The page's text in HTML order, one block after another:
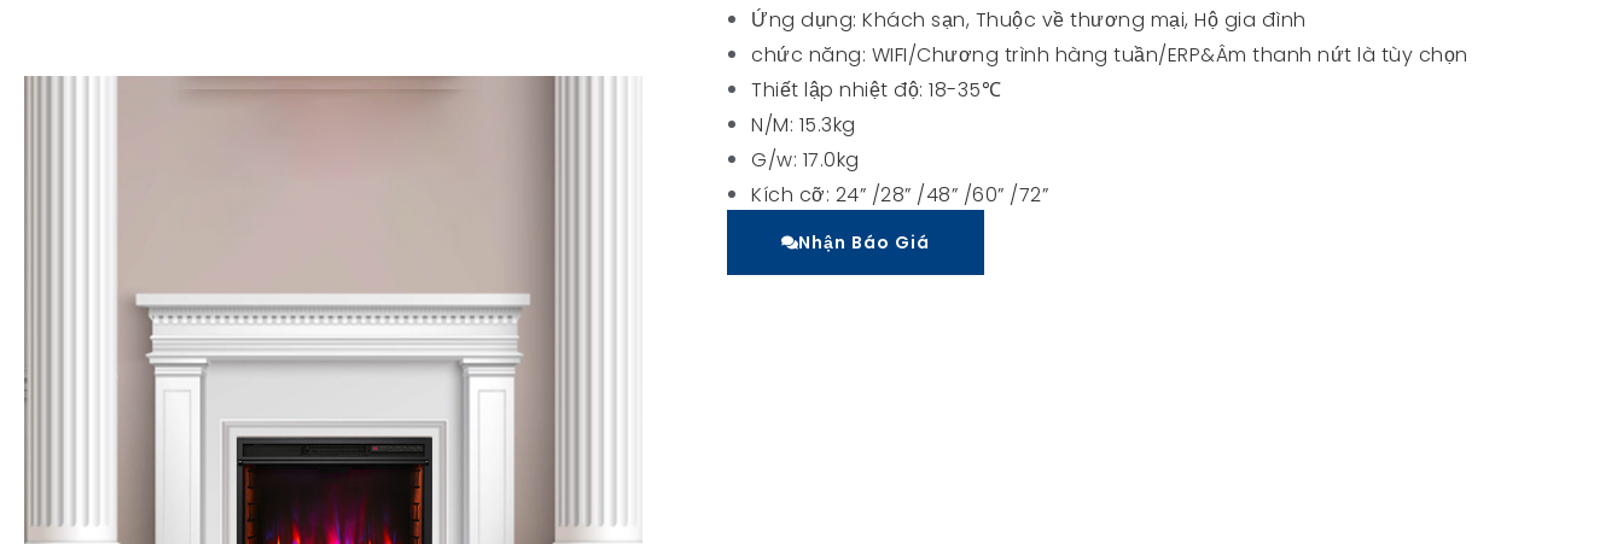
Ứng dụng: Khách sạn, Thuộc về thương mại, Hộ gia đình
chức năng: WIFI/Chương trình hàng tuần/ERP&Âm thanh nứt là tùy chọn
Thiết lập nhiệt độ: 18-35℃
N/M: 15.3kg
G/w: 17.0kg
Kích cỡ: 24” /28” /48” /60” /72”
Nhận Báo Giá